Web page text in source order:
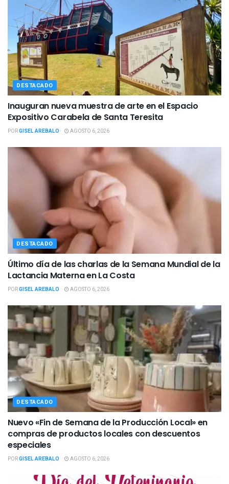
DESTACADO
Inauguran nueva muestra de arte en el Espacio
Expositivo Carabela de Santa Teresita
PORGISEL AREBALO AGOSTO 6, 2026
DESTACADO
Último día de las charlas de la Semana Mundial de la
Lactancia Materna en La Costa
PORGISEL AREBALO AGOSTO 6, 2026
DESTACADO
Nuevo «Fin de Semana de la Producción Local» en
compras de productos locales con descuentos
especiales
PORGISEL AREBALO AGOSTO 6, 2026